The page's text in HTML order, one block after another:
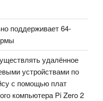
поддерживает 64-
удалённое
устройствами по
с помощью плат
компьютера Pi Zero 2